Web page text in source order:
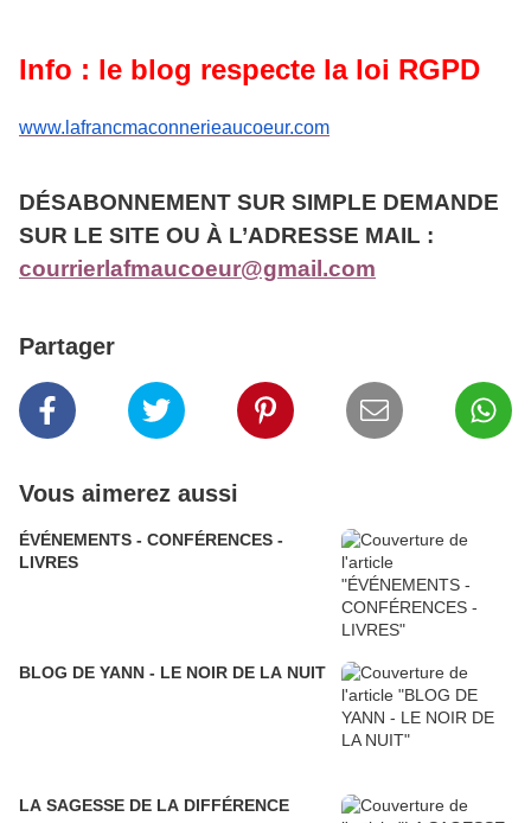
Info : le blog respecte la loi RGPD
www.lafrancmaconnerieaucoeur.com
DÉSABONNEMENT SUR SIMPLE DEMANDE
SUR LE SITE OU À L’ADRESSE MAIL :
courrierlafmaucoeur@gmail.com
Partager
Vous aimerez aussi
ÉVÉNEMENTS - CONFÉRENCES -
LIVRES
BLOG DE YANN - LE NOIR DE LA NUIT
LA SAGESSE DE LA DIFFÉRENCE